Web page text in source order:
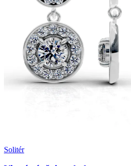
Solitér